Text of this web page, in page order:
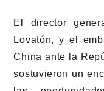
El director
Lovatón, y el
China ante la
sostuvieron un